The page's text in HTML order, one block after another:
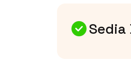
Sedia